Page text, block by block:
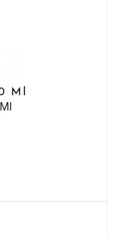
Ml